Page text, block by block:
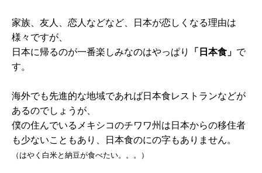
家族、友人、恋人などなど、日本が恋しくなる理由は
様々ですが、
日本に帰るのが一番楽しみなのはやっぱり
「日本食」 で
す。
海外でも先進的な地域であれば日本食レストランなどが
あるのでしょうが、
僕の住んでいるメキシコのチワワ州は日本からの移住者
も少ないこともあり、日本食のにの字もありません。
（はやく白米と納豆が食べたい。。。）